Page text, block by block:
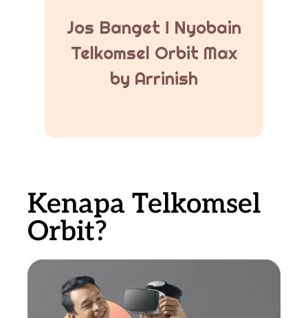
Jos Banget ! Nyobain
Telkomsel Orbit Max
by Arrinish
Kenapa Telkomsel
Orbit?